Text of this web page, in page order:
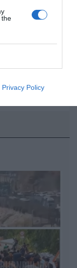
the
Privacy Policy
La jeta de
las
sus